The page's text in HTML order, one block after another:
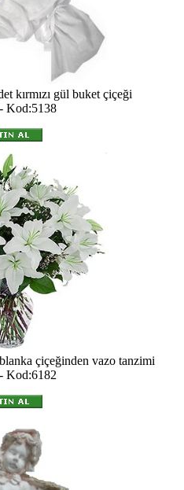
kırmızı gül buket çiçeği
Kod:5138
çiçeğinden vazo tanzimi
Kod:6182